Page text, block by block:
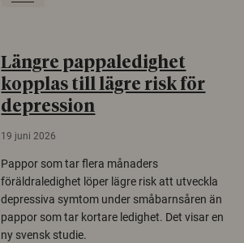
Längre pappaledighet
kopplas till lägre risk för
depression
19 juni 2026
Pappor som tar flera månaders
föräldraledighet löper lägre risk att utveckla
depressiva symtom under småbarnsåren än
pappor som tar kortare ledighet. Det visar en
ny svensk studie.